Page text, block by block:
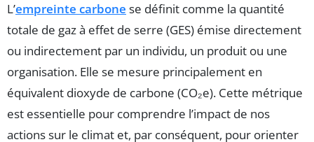
L’empreinte carbone se définit comme la quantité
totale de gaz à effet de serre (GES) émise directement
ou indirectement par un individu, un produit ou une
organisation. Elle se mesure principalement en
équivalent dioxyde de carbone (CO₂e). Cette métrique
est essentielle pour comprendre l’impact de nos
actions sur le climat et, par conséquent, pour orienter